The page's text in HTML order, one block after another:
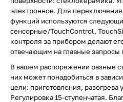
электронное. Для
функций используются
сенсорные/TouchControl,
контроля за прибором делают
отвечающим на главные запросы
В вашем распоряжении разные
них может понадобиться в
цели: приготовления, разогрева
Регулировка 15-ступенчатая.